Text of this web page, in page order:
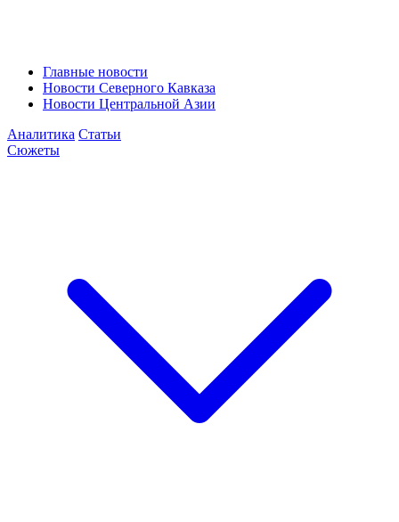
Главные новости
Новости Северного Кавказа
Новости Центральной Азии
Аналитика Статьи
Сюжеты